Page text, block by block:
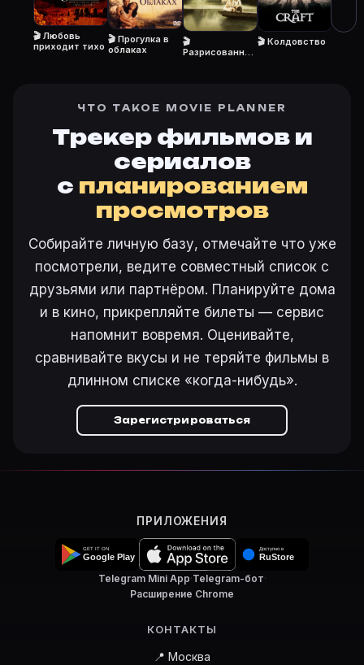
Откройте «Обыкновенная магия (2005)» на Movie
Интересные факты о фильмах·Как вести watchlist
Другие карточки: Горбатая гора (2005) ·
Войти в кабинет— сохранить «Обыкновенная
🎬 Любовь
приходит тихо
🎬 Прогулка в
облаках
🎬
Разрисованная
🎬 Колдовство
ЧТО ТАКОЕ MOVIE PLANNER
Трекер фильмов и
сериалов
с планированием
просмотров
Собирайте личную базу, отмечайте что уже
посмотрели, ведите совместный список с
друзьями или партнёром. Планируйте дома
и в кино, прикрепляйте билеты — сервис
напомнит вовремя. Оценивайте,
сравнивайте вкусы и не теряйте фильмы в
длинном списке «когда-нибудь».
Зарегистрироваться
ПРИЛОЖЕНИЯ
Telegram Mini App·Telegram-бот·
Расширение Chrome
КОНТАКТЫ
📍 Москва